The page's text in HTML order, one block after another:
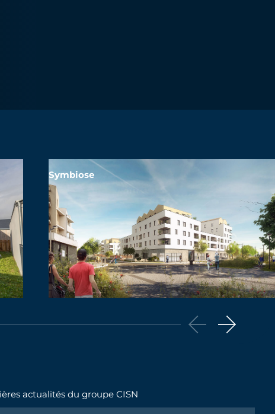
Symbiose
actualités du groupe CISN